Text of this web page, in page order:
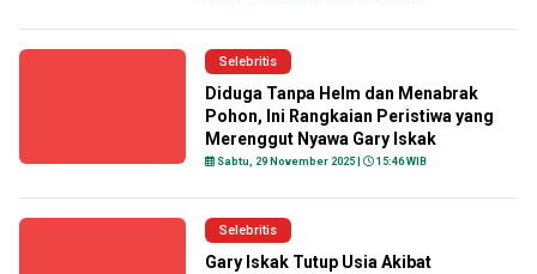
Selebritis
Diduga Tanpa Helm dan Menabrak
Pohon, Ini Rangkaian Peristiwa yang
Merenggut Nyawa Gary Iskak
Sabtu, 29 November 2025 | 15:46 WIB
Selebritis
Gary Iskak Tutup Usia Akibat